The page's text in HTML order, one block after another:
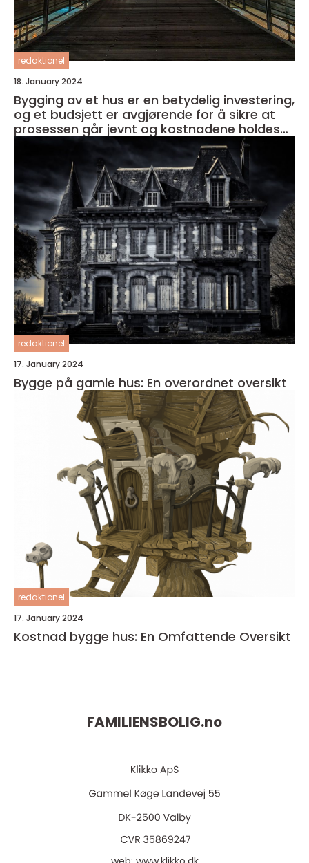
redaktionel
18. January 2024
Bygging av et hus er en betydelig investering,
og et budsjett er avgjørende for å sikre at
prosessen går jevnt og kostnadene holdes
under kontroll
redaktionel
17. January 2024
Bygge på gamle hus: En overordnet oversikt
redaktionel
17. January 2024
Kostnad bygge hus: En Omfattende Oversikt
FAMILIENSBOLIG.no